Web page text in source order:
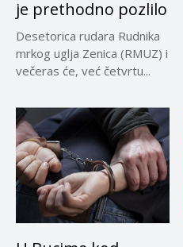
je prethodno pozlilo
Desetorica rudara Rudnika
mrkog uglja Zenica (RMUZ) i
večeras će, već četvrtu...